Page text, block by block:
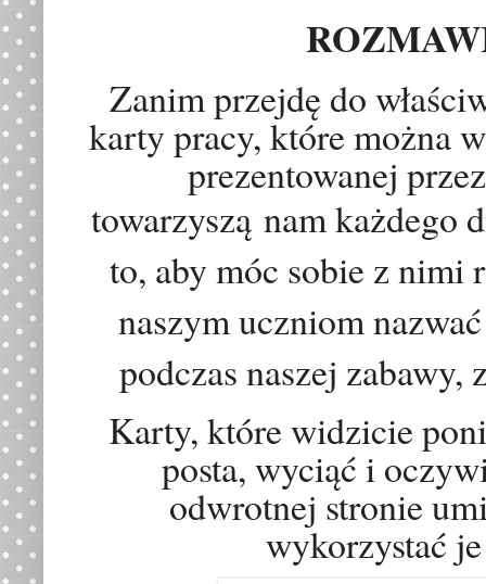
Zanim przejdę do
karty pracy, które można
prezentowanej
towarzysząnam każdego
to, aby móc sobie z nimi
naszym uczniom
podczas naszej
Karty, które widzicie
posta, wyciąć i
odwrotnej stronie
wykorzystać